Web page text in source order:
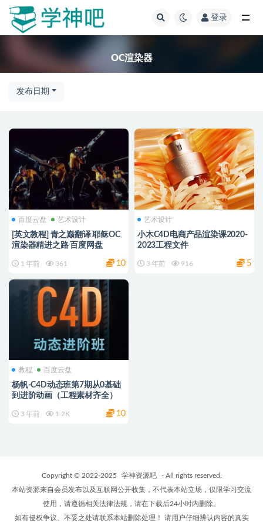
登录
OC渲染器
发布日期
百度云盘 艺术设计
[英文教程] 青之巅翻译 耶稣OC
渲染器精进之路 百度网盘
1 年前 361 10
艺术设计
小木C4D电商产品渲染课2020-
2023工程文件
3 年前 916 5
教程 百度云盘
杨帆-C4D动态班第7期从0基础
到进阶动画（工程素材齐全）
3 年前 1.2K 10
Copyright © 2022-2025 学神资源吧
- All rights reserved.
本站资源来自会员发布以及互联网公开收集，不代表本站立场，仅限学习交流
使用，请遵循相关法律法规，请在下载后24小时内删除。
如有侵权争议、不妥之处请联系本站删除处理！ 请用户仔细辨认内容的真实